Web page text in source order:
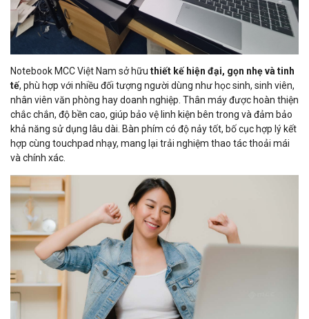
Notebook MCC Việt Nam sở hữu thiết kế hiện đại, gọn nhẹ và tinh
tế, phù hợp với nhiều đối tượng người dùng như học sinh, sinh viên,
nhân viên văn phòng hay doanh nghiệp. Thân máy được hoàn thiện
chắc chắn, độ bền cao, giúp bảo vệ linh kiện bên trong và đảm bảo
khả năng sử dụng lâu dài. Bàn phím có độ nảy tốt, bố cục hợp lý kết
hợp cùng touchpad nhạy, mang lại trải nghiệm thao tác thoải mái
và chính xác.